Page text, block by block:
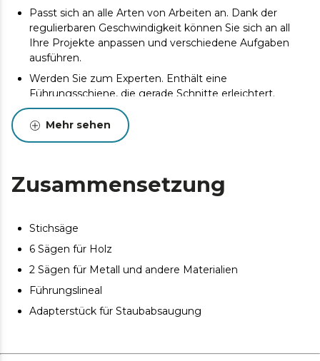
Passt sich an alle Arten von Arbeiten an. Dank der
regulierbaren Geschwindigkeit können Sie sich an all
Ihre Projekte anpassen und verschiedene Aufgaben
ausführen.
Werden Sie zum Experten. Enthält eine
Führungsschiene, die gerade Schnitte erleichtert.
Beginnen Sie vom ersten Moment an mit der Arbeit.
Enthält 8 Sägeblätter für verschiedene Materialien, 6 für
Holz und 2 für Metall.
Schnittführung und LED-Licht zur Ausleuchtung des
Arbeitsbereichs.
makellosen Arbeitsbereich.
Mehr Bewegungsfreiheit. Verfügt über ein 2 Meter
langes Kabel, damit Sie sich frei bewegen können.
Mehr sehen
Zusammensetzung
Stichsäge
6 Sägen für Holz
2 Sägen für Metall und andere Materialien
Führungslineal
Adapterstück für Staubabsaugung